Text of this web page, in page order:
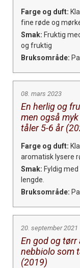
Farge og duft:
fine røde og
Smak: Fruktig
og fruktig
Bruksområde:
08. mars 2023
En herlig og
men også
tåler 5-6 år
Farge og duft:
aromatisk lysere
Smak: Fyldig
lengde.
Bruksområde:
20. september 2021
En god og
nebbiolo som
(2019)